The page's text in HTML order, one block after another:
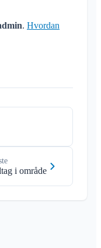
. Hvordan
i område